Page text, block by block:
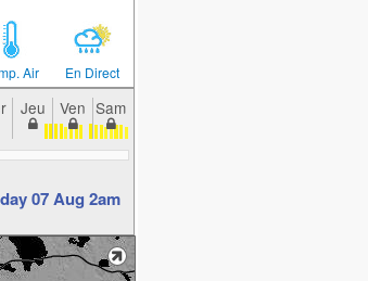
Air En Direct
Jeu Ven Sam
07 Aug 2am